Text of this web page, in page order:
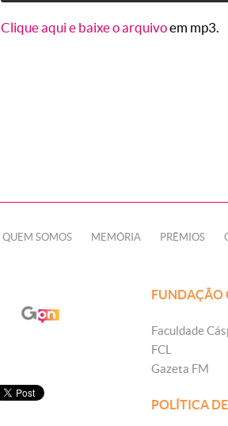
Clique aqui e baixe o arquivoem mp3.
QUEM SOMOS MEMÓRIA PRÊMIOS
FUNDAÇÃO
Faculdade
FCL
Gazeta FM
POLÍTICA